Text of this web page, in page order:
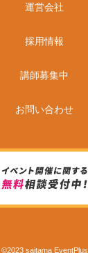
運営会社
採用情報
講師募集中
お問い合わせ
©2023 saitama EventPlus